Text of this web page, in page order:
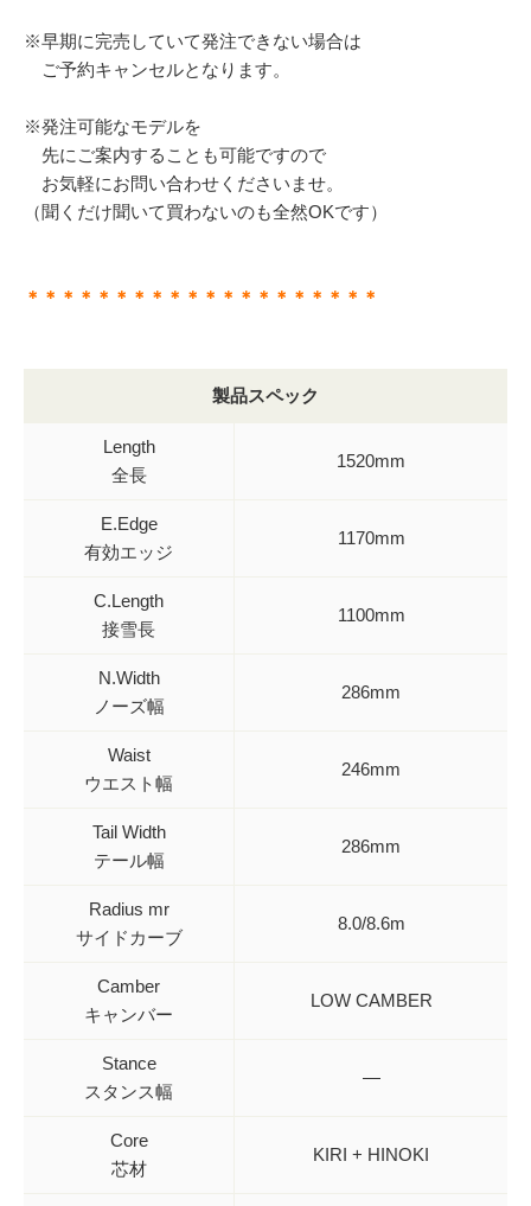
※早期に完売していて発注できない場合は
ご予約キャンセルとなります。
※発注可能なモデルを
先にご案内することも可能ですので
お気軽にお問い合わせくださいませ。
（聞くだけ聞いて買わないのも全然OKです）
＊＊＊＊＊＊＊＊＊＊＊＊＊＊＊＊＊＊＊＊
製品スペック
Length
全長
1520mm
E.Edge
有効エッジ
1170mm
C.Length
接雪長
1100mm
N.Width
ノーズ幅
286mm
Waist
ウエスト幅
246mm
Tail Width
テール幅
286mm
Radius mr
サイドカーブ
8.0/8.6m
Camber
キャンバー
LOW CAMBER
Stance
スタンス幅
—
Core
芯材
KIRI + HINOKI